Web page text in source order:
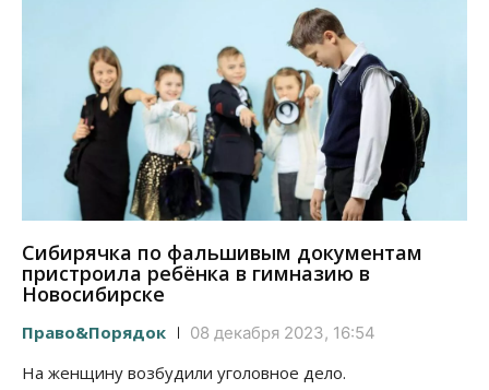
Сибирячка по фальшивым документам
пристроила ребёнка в гимназию в
Новосибирске
Право&Порядок 08 декабря 2023, 16:54
На женщину возбудили уголовное дело.